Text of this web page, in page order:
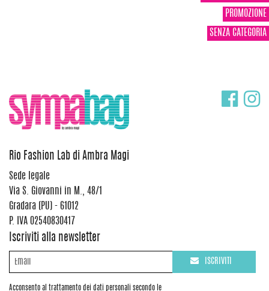
PROMOZIONE
SENZA CATEGORIA
Rio Fashion Lab di Ambra Magi
Sede legale
Via S. Giovanni in M., 48/1
Gradara (PU) - 61012
P. IVA 02540830417
Iscriviti alla newsletter
Acconsento al trattamento dei dati personali secondo le
ISCRIVITI